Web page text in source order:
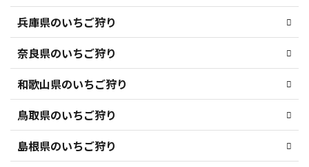
兵庫県のいちご狩り
奈良県のいちご狩り
和歌山県のいちご狩り
鳥取県のいちご狩り
島根県のいちご狩り